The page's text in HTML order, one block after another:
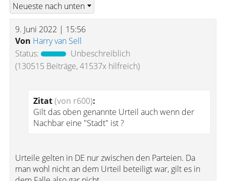
9. Juni 2022 | 15:56
Von Harry van Sell
Status:
Unbeschreiblich
(130515 Beiträge, 41537x hilfreich)
Zitat(von r600):
Gilt das oben genannte Urteil auch wenn der
Nachbar eine "Stadt" ist ?
Urteile gelten in DE nur zwischen den Parteien. Da
man wohl nicht an dem Urteil beteiligt war, gilt es in